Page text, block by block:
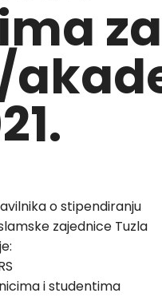
za
o stipendiranju
zajednice Tuzla
i studentima